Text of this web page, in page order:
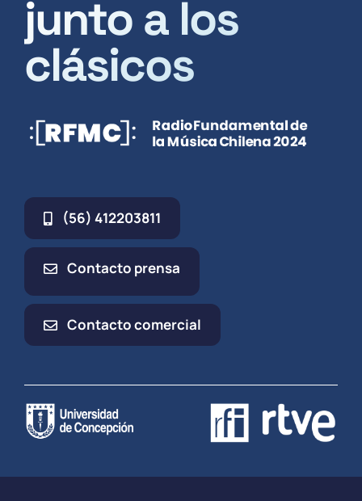
junto a los
clásicos
(56) 412203811
Contacto prensa
Contacto comercial